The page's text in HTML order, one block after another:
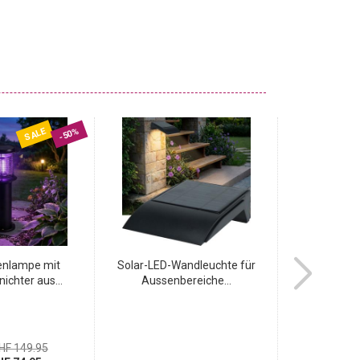
SALE -50%
mit
aus...
149.95
Solar-LED-Wandleuchte für
Aussenbereiche...
LED Solar
mit